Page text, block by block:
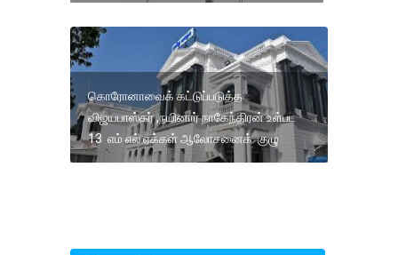
கொரோனாவைக் கட்டுப்படுத்த
விஜயபாஸ்கர் ,நயினார் நாகேந்திரன் உள்பட
13 எம் எல் ஏக்கள் ஆலோசனைக் குழு